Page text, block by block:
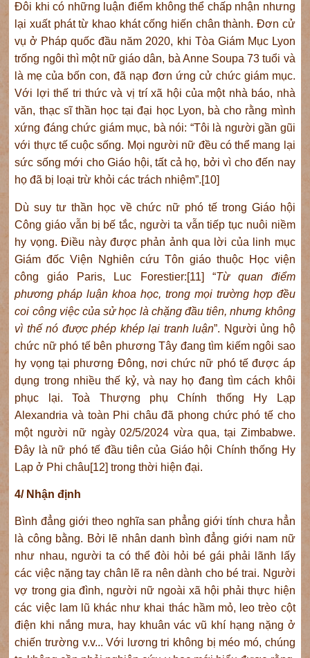
Đôi khi có những luận điểm không thể chấp nhận nhưng
lại xuất phát từ khao khát cống hiến chân thành. Đơn cử
vụ ở Pháp quốc đầu năm 2020, khi Tòa Giám Mục Lyon
trống ngôi thì một nữ giáo dân, bà Anne Soupa 73 tuổi và
là mẹ của bốn con, đã nạp đơn ứng cử chức giám mục.
Với lợi thế tri thức và vị trí xã hội của một nhà báo, nhà
văn, thạc sĩ thần học tại đại học Lyon, bà cho rằng mình
xứng đáng chức giám mục, bà nói: “Tôi là người gần gũi
với thực tế cuộc sống. Mọi người nữ đều có thể mang lại
sức sống mới cho Giáo hội, tất cả họ, bởi vì cho đến nay
họ đã bị loại trừ khỏi các trách nhiệm”.[10]
Dù suy tư thần học về chức nữ phó tế trong Giáo hội
Công giáo vẫn bị bế tắc, người ta vẫn tiếp tục nuôi niềm
hy vọng. Điều này được phản ảnh qua lời của linh mục
Giám đốc Viện Nghiên cứu Tôn giáo thuộc Học viện
công giáo Paris, Luc Forestier:[11] “Từ quan điểm
phương pháp luận khoa học, trong mọi trường hợp đều
coi công việc của sử học là chặng đầu tiên, nhưng không
vì thế nó được phép khép lại tranh luận”. Người ủng hộ
chức nữ phó tế bên phương Tây đang tìm kiếm ngôi sao
hy vọng tại phương Đông, nơi chức nữ phó tế được áp
dụng trong nhiều thế kỷ, và nay họ đang tìm cách khôi
phục lại. Toà Thượng phụ Chính thống Hy Lạp
Alexandria và toàn Phi châu đã phong chức phó tế cho
một người nữ ngày 02/5/2024 vừa qua, tại Zimbabwe.
Đây là nữ phó tế đầu tiên của Giáo hội Chính thống Hy
Lạp ở Phi châu[12] trong thời hiện đại.
4/ Nhận định
Bình đẳng giới theo nghĩa san phẳng giới tính chưa hẳn
là công bằng. Bởi lẽ nhân danh bình đẳng giới nam nữ
như nhau, người ta có thể đòi hỏi bé gái phải lãnh lấy
các việc nặng tay chân lẽ ra nên dành cho bé trai. Người
vợ trong gia đình, người nữ ngoài xã hội phải thực hiện
các việc lam lũ khác như khai thác hầm mỏ, leo trèo cột
điện khi nắng mưa, hay khuân vác vũ khí hạng nặng ở
chiến trường v.v... Với lương tri không bị méo mó, chúng